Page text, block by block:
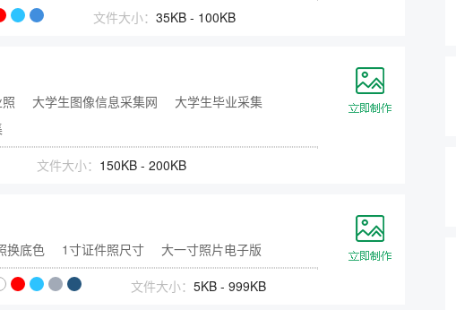
文件大小： 35KB - 100KB
大学生图像信息采集网
大学生毕业采集
文件大小： 150KB - 200KB
换底色 1寸证件照尺寸 大一寸照片电子版
文件大小： 5KB - 999KB